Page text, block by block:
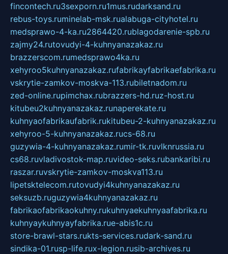
fincontech.ru3sexporn.ru1mus.rudarksand.ru
rebus-toys.ruminelab-msk.rualabuga-cityhotel.ru
medsprawo-4-ka.ru2864420.rublagodarenie-spb.ru
zajmy24.rutovudyi-4-kuhnyanazakaz.ru
brazzerscom.rumedsprawo4ka.ru
xehyroo5kuhnyanazakaz.rufabrikayfabrikaefabrika.ru
vskrytie-zamkov-moskva-113.rubiletnadom.ru
zed-online.rupimchax.rubrazzers-hd.ruz-host.ru
kitubeu2kuhnyanazakaz.runaperekate.ru
kuhnyaofabrikaufabrik.rukitubeu-2-kuhnyanazakaz.ru
xehyroo-5-kuhnyanazakaz.rucs-68.ru
guzywia-4-kuhnyanazakaz.rumir-tk.ruvlknrussia.ru
cs68.ruvladivostok-map.ruvideo-seks.rubankaribi.ru
raszar.ruvskrytie-zamkov-moskva113.ru
lipetsktelecom.rutovudyi4kuhnyanazakaz.ru
seksuzb.ruguzywia4kuhnyanazakaz.ru
fabrikaofabrikaokuhny.rukuhnyaekuhnyaafabrika.ru
kuhnyaykuhnyayfabrika.rue-abis1c.ru
store-brawl-stars.rukts-services.rudark-sand.ru
sindika-01.rusp-life.rux-legion.rusib-archives.ru